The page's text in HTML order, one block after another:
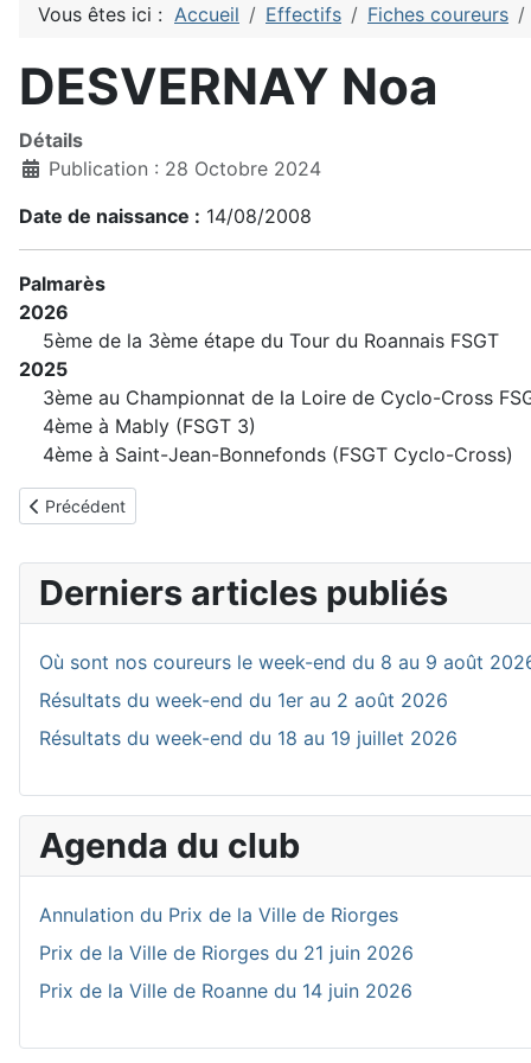
Vous êtes ici : Accueil Effectifs Fiches coureurs
DESVERNAY Noa
Détails
Publication : 28 Octobre 2024
Date de naissance : 14/08/2008
Palmarès
2026
5ème de la 3ème étape du Tour du Roannais FSGT
2025
3ème au Championnat de la Loire de Cyclo-Cross
4ème à Mably (FSGT 3)
4ème à Saint-Jean-Bonnefonds (FSGT Cyclo-Cross)
Article précédent : DEPERIER Gaston
Précédent
Derniers articles publiés
Où sont nos coureurs le week-end du 8 au 9 août
Résultats du week-end du 1er au 2 août 2026
Résultats du week-end du 18 au 19 juillet 2026
Agenda du club
Annulation du Prix de la Ville de Riorges
Prix de la Ville de Riorges du 21 juin 2026
Prix de la Ville de Roanne du 14 juin 2026